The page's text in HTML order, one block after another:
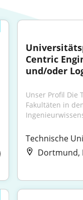
Centric
und/oder
Unser Profil Die
Fakultäten in
Technische
Dortmund,